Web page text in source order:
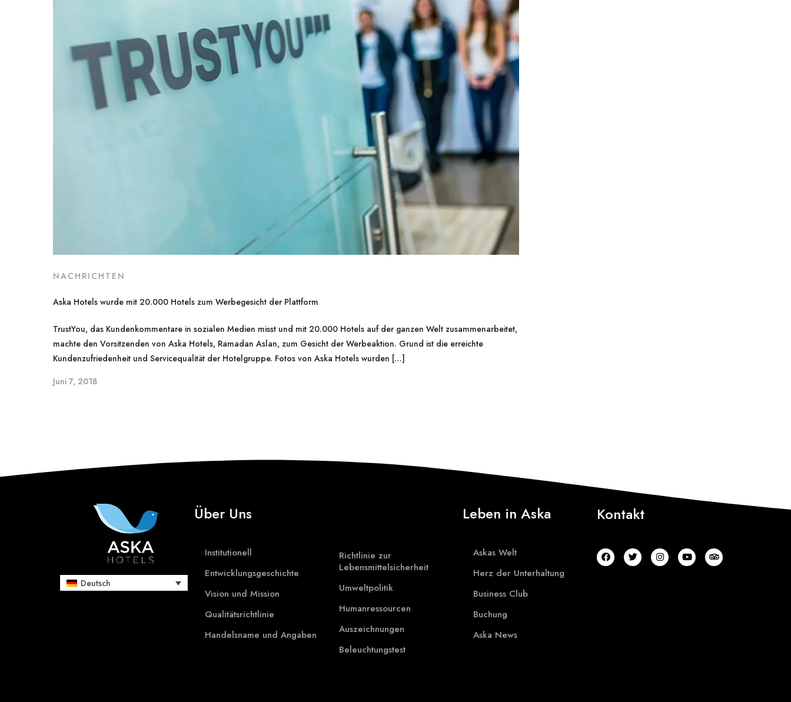
NACHRICHTEN
Aska Hotels wurde mit 20.000 Hotels zum Werbegesicht der Plattform
TrustYou, das Kundenkommentare in sozialen Medien misst und mit 20.000 Hotels auf der ganzen Welt zusammenarbeitet,
machte den Vorsitzenden von Aska Hotels, Ramadan Aslan, zum Gesicht der Werbeaktion. Grund ist die erreichte
Kundenzufriedenheit und Servicequalität der Hotelgruppe. Fotos von Aska Hotels wurden […]
Juni 7, 2018
Deutsch
Über Uns
Institutionell
Entwicklungsgeschichte
Vision und Mission
Qualitätsrichtlinie
Handelsname und Angaben
Richtlinie zur
Lebensmittelsicherheit
Umweltpolitik
Humanressourcen
Auszeichnungen
Beleuchtungstest
Leben in Aska
Askas Welt
Herz der Unterhaltung
Business Club
Buchung
Aska News
Kontakt